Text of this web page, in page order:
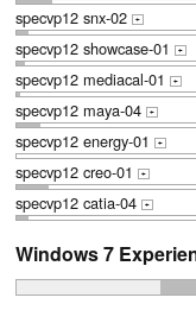
specvp12 snx-02 +
specvp12 showcase-01 +
specvp12 mediacal-01 +
specvp12 maya-04 +
specvp12 energy-01 +
specvp12 creo-01 +
specvp12 catia-04 +
Windows 7